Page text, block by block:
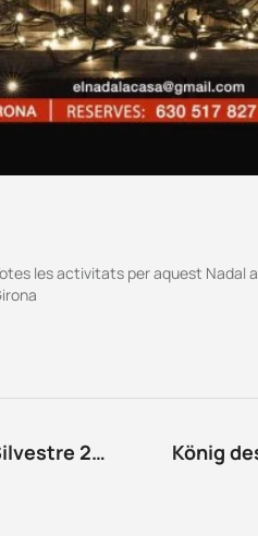
les activitats per aquest Nadal a
Inscripcions obertes a la Sant Silvestre 2018